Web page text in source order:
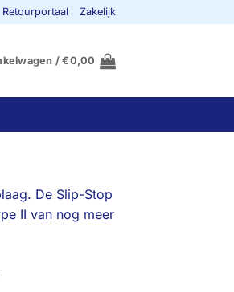
Retourportaal Zakelijk
/€0,00
De Slip-Stop
II van nog meer